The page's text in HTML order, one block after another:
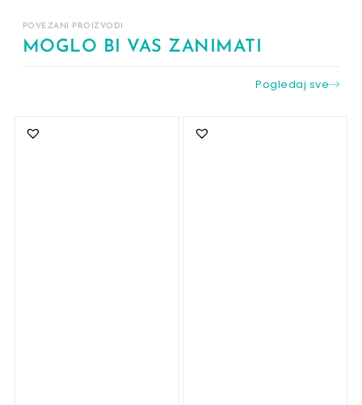
POVEZANI PROIZVODI
MOGLO BI VAS ZANIMATI
Pogledaj sve